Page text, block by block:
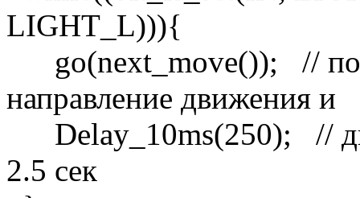
LIGHT_L))){
go(next_move()); //
направление движения и
Delay_10ms(250); //
2.5 сек